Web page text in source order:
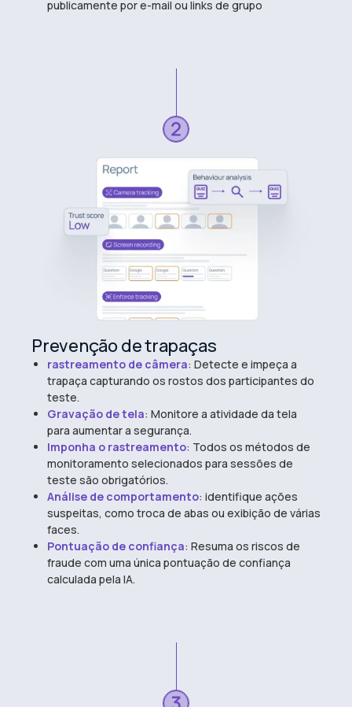
publicamente por e-mail ou links de grupo
Prevenção de trapaças
rastreamento de câmera: Detecte e impeça a
trapaça capturando os rostos dos participantes do
teste.
Gravação de tela: Monitore a atividade da tela
para aumentar a segurança.
Imponha o rastreamento: Todos os métodos de
monitoramento selecionados para sessões de
teste são obrigatórios.
Análise de comportamento: identifique ações
suspeitas, como troca de abas ou exibição de várias
faces.
Pontuação de confiança: Resuma os riscos de
fraude com uma única pontuação de confiança
calculada pela IA.